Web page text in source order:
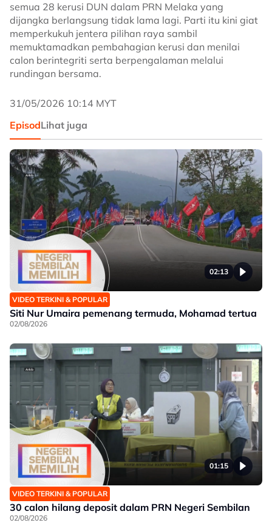
semua 28 kerusi DUN dalam PRN Melaka yang
dijangka berlangsung tidak lama lagi. Parti itu kini giat
memperkukuh jentera pilihan raya sambil
memuktamadkan pembahagian kerusi dan menilai
calon berintegriti serta berpengalaman melalui
rundingan bersama.
31/05/2026 10:14 MYT
EpisodLihat juga
02:13
VIDEO TERKINI & POPULAR
Siti Nur Umaira pemenang termuda, Mohamad tertua
02/08/2026
01:15
VIDEO TERKINI & POPULAR
30 calon hilang deposit dalam PRN Negeri Sembilan
02/08/2026